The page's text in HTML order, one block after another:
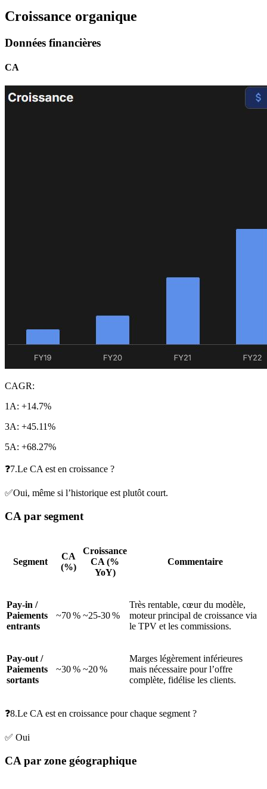
Croissance organique
Données financières
CA
CAGR:
1A: +14.7%
3A: +45.11%
5A: +68.27%
❓7.Le CA est en croissance ?
✅Oui, même si l’historique est plutôt court.
CA par segment
Segment
CA
(%)
Croissance
CA (%
YoY)
Commentaire
Pay‑in /
Paiements
entrants
~70 % ~25‑30 %
Très rentable, cœur du modèle,
moteur principal de croissance via
le TPV et les commissions.
Pay‑out /
Paiements
sortants
~30 % ~20 %
Marges légèrement inférieures
mais nécessaire pour l’offre
complète, fidélise les clients.
❓8.Le CA est en croissance pour chaque segment ?
✅ Oui
CA par zone géographique